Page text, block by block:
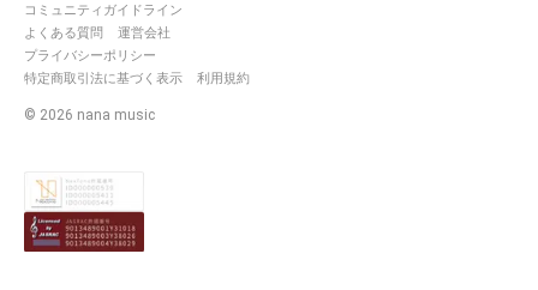
コミュニティガイドライン
よくある質問
運営会社
プライバシーポリシー
特定商取引法に基づく表示
利用規約
© 2026 nana music